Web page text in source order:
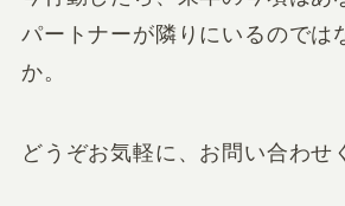
パートナーが隣りにいるのでは
か。
どうぞお気軽に、お問い合わせ